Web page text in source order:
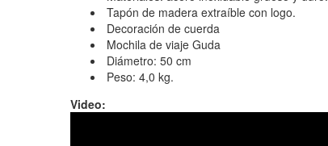
Tapón de madera extraíble con logo.
Decoración de cuerda
Mochila de viaje Guda
Diámetro: 50 cm
Peso: 4,0 kg.
Video: